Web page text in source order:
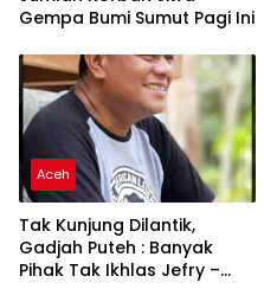
Gempa Bumi Sumut Pagi Ini
Aceh
Tak Kunjung Dilantik,
Gadjah Puteh : Banyak
Pihak Tak Ikhlas Jefry –